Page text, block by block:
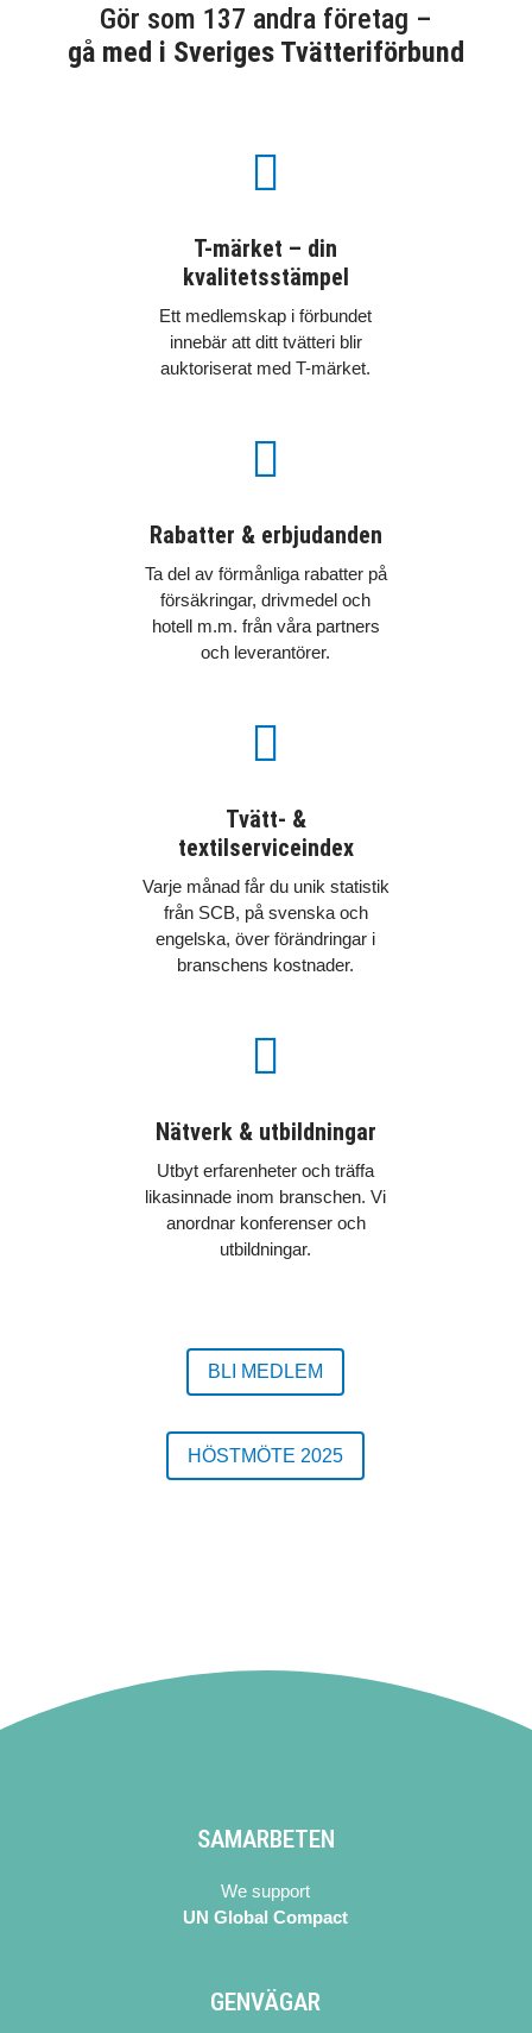
Gör som 137 andra företag –
gå med i Sveriges Tvätteriförbund

T-märket – din
kvalitetsstämpel
Ett medlemskap i förbundet
innebär att ditt tvätteri blir
auktoriserat med T-märket.

Rabatter & erbjudanden
Ta del av förmånliga rabatter på
försäkringar, drivmedel och
hotell m.m. från våra partners
och leverantörer.

Tvätt- &
textilserviceindex
Varje månad får du unik statistik
från SCB, på svenska och
engelska, över förändringar i
branschens kostnader.

Nätverk & utbildningar
Utbyt erfarenheter och träffa
likasinnade inom branschen. Vi
anordnar konferenser och
utbildningar.
BLI MEDLEM
HÖSTMÖTE 2025
SAMARBETEN
We support
UN Global Compact
GENVÄGAR